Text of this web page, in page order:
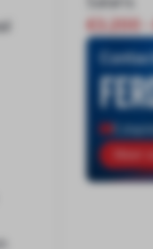
€3.200
Meer